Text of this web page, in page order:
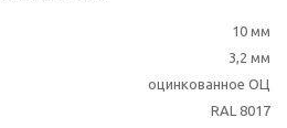
10 мм
3,2 мм
оцинкованное ОЦ
RAL 8017